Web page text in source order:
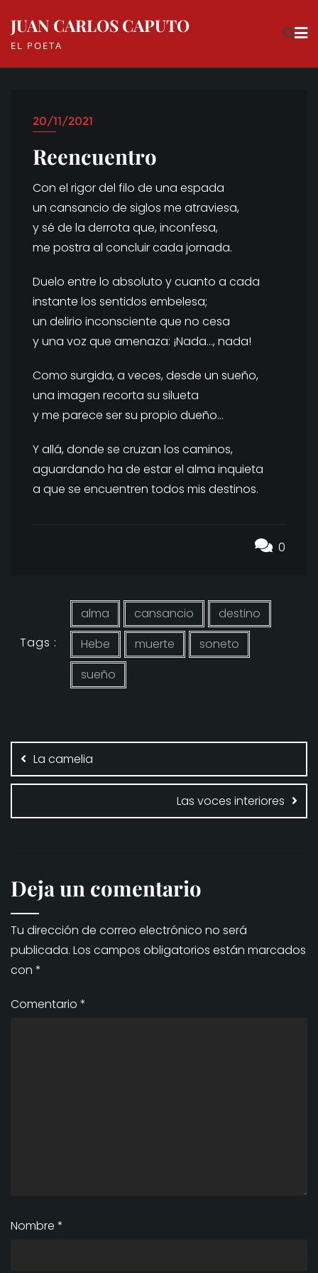
content
JUAN CARLOS CAPUTO
EL POETA
20/11/2021
Reencuentro
Con el rigor del filo de una espada
un cansancio de siglos me atraviesa,
y sé de la derrota que, inconfesa,
me postra al concluir cada jornada.
Duelo entre lo absoluto y cuanto a cada
instante los sentidos embelesa;
un delirio inconsciente que no cesa
y una voz que amenaza: ¡Nada…, nada!
Como surgida, a veces, desde un sueño,
una imagen recorta su silueta
y me parece ser su propio dueño…
Y allá, donde se cruzan los caminos,
aguardando ha de estar el alma inquieta
a que se encuentren todos mis destinos.
0
Tags :
alma cansancio
destino
Hebe
muerte
soneto
sueño
Navegación
de
entradas
La camelia
Las voces interiores
Deja un comentario
Tu dirección de correo electrónico no será
publicada. Los campos obligatorios están marcados
con *
Comentario *
Nombre *